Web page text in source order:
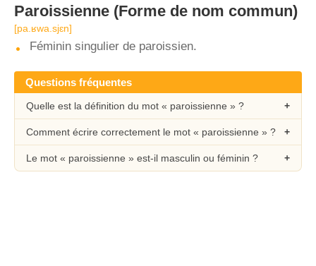
Paroissienne (Forme de nom commun)
[pa.ʁwa.sjɛn]
Féminin singulier de paroissien.
Questions fréquentes
Quelle est la définition du mot « paroissienne » ?
Comment écrire correctement le mot « paroissienne » ?
Le mot « paroissienne » est-il masculin ou féminin ?